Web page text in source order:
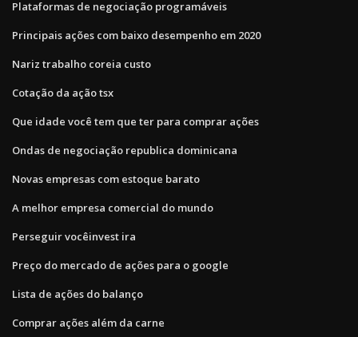
Plataformas de negociação programáveis
Principais ações com baixo desempenho em 2020
Nariz trabalho coreia custo
Cotação da ação tsx
Que idade você tem que ter para comprar ações
Ondas de negociação republica dominicana
Novas empresas com estoque barato
A melhor empresa comercial do mundo
Perseguir vocêinvest ira
Preço do mercado de ações para o google
Lista de ações do balanço
Comprar ações além da carne